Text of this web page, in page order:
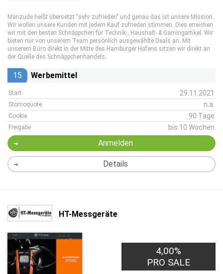
Manzude heißt übersetzt "sehr zufrieden" und genau das ist unsere Mission.
Wir wollen unsere Kunden mit jedem Kauf zufrieden stimmen. Dies erreichen
wir mit den besten Schnäppchen für Technik-, Haushalt- & Gamingartikel. Wir
bieten nur von unserem Team persönlich ausgewählte Deals an. Mit
unserem Büro direkt in der Mitte des Hamburger Hafens sitzen wir direkt an
der Quelle des Schnäppchenhandels.
15 Werbemittel
Start 29.11.2021
Stornoquote n.a.
Cookie 90 Tage
Freigabe bis 10 Wochen
Anmelden
Details
HT-Messgeräte
4,00%
PRO SALE